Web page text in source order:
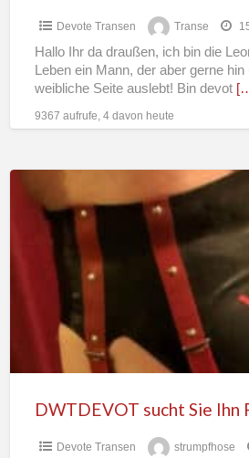
Devote Transen Transe
Hallo Ihr da draußen, ich bin die
Leben ein Mann, der aber gerne
weibliche Seite auslebt! Bin devot
9367 aufrufe, 4 davon heute
sucht
DWTDEVOT sucht Sie Ihn
Devote Transen strumpfhose